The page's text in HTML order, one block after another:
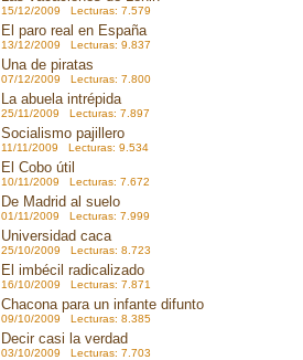
15/12/2009 Lecturas: 7.579
El paro real en España
13/12/2009 Lecturas: 9.837
Una de piratas
07/12/2009 Lecturas: 7.800
La abuela intrépida
25/11/2009 Lecturas: 7.897
Socialismo pajillero
11/11/2009 Lecturas: 9.534
El Cobo útil
10/11/2009 Lecturas: 7.672
De Madrid al suelo
01/11/2009 Lecturas: 7.999
Universidad caca
25/10/2009 Lecturas: 8.723
El imbécil radicalizado
16/10/2009 Lecturas: 7.871
Chacona para un infante difunto
09/10/2009 Lecturas: 8.385
Decir casi la verdad
03/10/2009 Lecturas: 7.703